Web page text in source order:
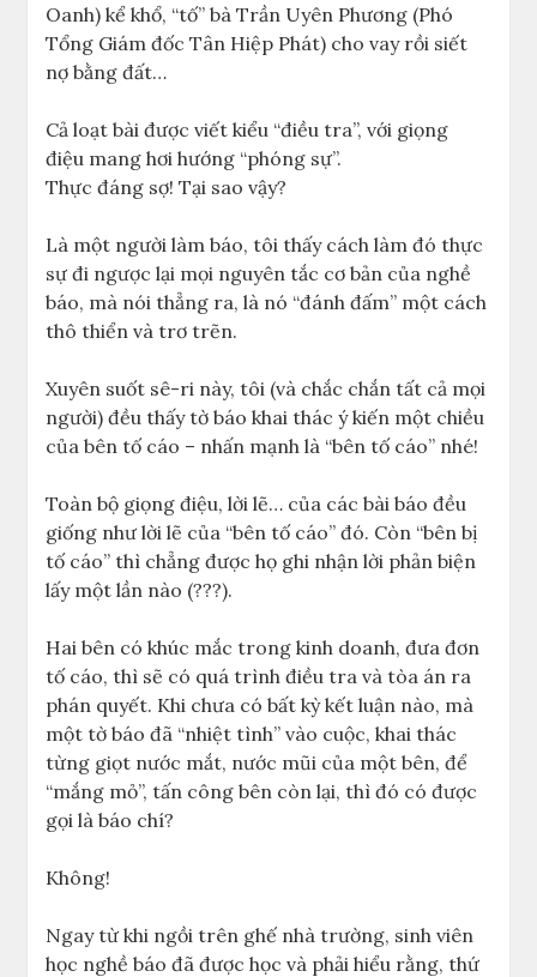
Oanh) kể khổ, “tố” bà Trần Uyên Phương (Phó
Tổng Giám đốc Tân Hiệp Phát) cho vay rồi siết
nợ bằng đất…
Cả loạt bài được viết kiểu “điều tra”, với giọng
điệu mang hơi hướng “phóng sự”.
Thực đáng sợ! Tại sao vậy?
Là một người làm báo, tôi thấy cách làm đó thực
sự đi ngược lại mọi nguyên tắc cơ bản của nghề
báo, mà nói thẳng ra, là nó “đánh đấm” một cách
thô thiển và trơ trẽn.
Xuyên suốt sê-ri này, tôi (và chắc chắn tất cả mọi
người) đều thấy tờ báo khai thác ý kiến một chiều
của bên tố cáo – nhấn mạnh là “bên tố cáo” nhé!
Toàn bộ giọng điệu, lời lẽ… của các bài báo đều
giống như lời lẽ của “bên tố cáo” đó. Còn “bên bị
tố cáo” thì chẳng được họ ghi nhận lời phản biện
lấy một lần nào (???).
Hai bên có khúc mắc trong kinh doanh, đưa đơn
tố cáo, thì sẽ có quá trình điều tra và tòa án ra
phán quyết. Khi chưa có bất kỳ kết luận nào, mà
một tờ báo đã “nhiệt tình” vào cuộc, khai thác
từng giọt nước mắt, nước mũi của một bên, để
“mắng mỏ”, tấn công bên còn lại, thì đó có được
gọi là báo chí?
Không!
Ngay từ khi ngồi trên ghế nhà trường, sinh viên
học nghề báo đã được học và phải hiểu rằng, thứ